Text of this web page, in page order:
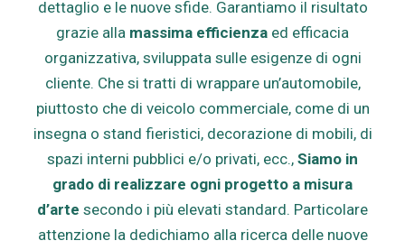
dettaglio e le nuove sfide. Garantiamo il risultato
grazie alla massima efficienza ed efficacia
organizzativa, sviluppata sulle esigenze di ogni
cliente. Che si tratti di wrappare un’automobile,
piuttosto che di veicolo commerciale, come di un
insegna o stand fieristici, decorazione di mobili, di
spazi interni pubblici e/o privati, ecc., Siamo in
grado di realizzare ogni progetto a misura
d’arte secondo i più elevati standard. Particolare
attenzione la dedichiamo alla ricerca delle nuove